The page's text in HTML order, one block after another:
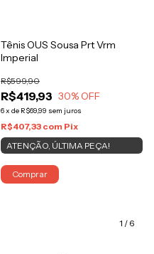
Tênis OUS Sousa Prt Vrm
Imperial
R$419,93
R$599,90
30% OFF
6x de R$69,99 sem juros
R$407,33 com Pix
ATENÇÃO, ÚLTIMA PEÇA!
Comprar
1 / 6